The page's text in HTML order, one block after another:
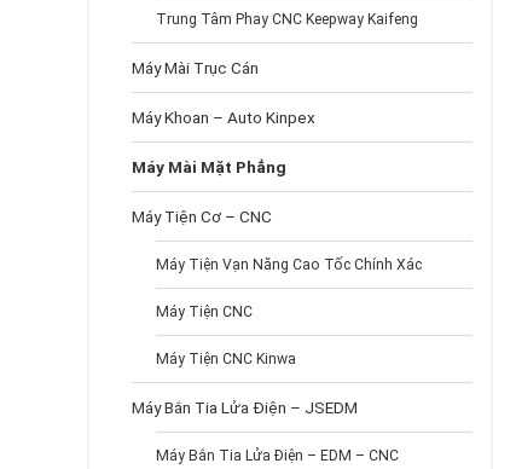
Trung Tâm Phay CNC Keepway Kaifeng
Máy Mài Trục Cán
Máy Khoan – Auto Kinpex
Máy Mài Mặt Phẳng
Máy Tiện Cơ – CNC
Máy Tiện Vạn Năng Cao Tốc Chính Xác
Máy Tiện CNC
Máy Tiện CNC Kinwa
Máy Bắn Tia Lửa Điện – JSEDM
Máy Bắn Tia Lửa Điện – EDM – CNC